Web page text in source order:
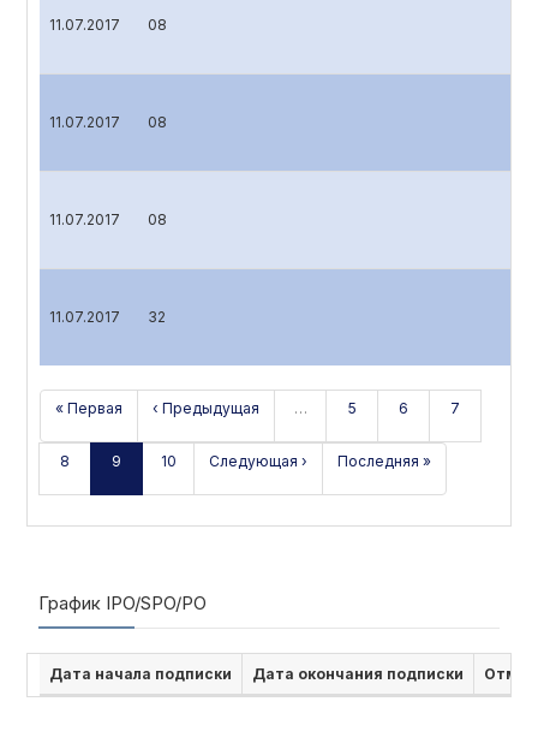
11.07.2017 08
11.07.2017 08
11.07.2017 08
11.07.2017 32
« Первая ‹ Предыдущая … 5 6 7
8 9 10 Следующая › Последняя »
График IPO/SPO/PO
Дата начала подписки Дата окончания подписки